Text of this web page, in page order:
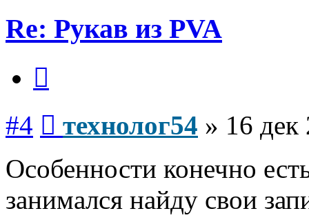
Re: Рукав из PVA
#4 технолог54 » 16 дек
Особенности конечно
занимался найду свои